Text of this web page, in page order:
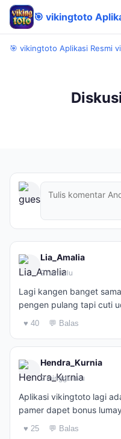
🎯 vikingtoto Aplikasi Resmi
Lia_Amalia
2 hari lalu
Lagi kangen banget
pengen pulang tapi cuti
♥ 40 💬 Balas
Hendra_Kurnia
2 minggu lalu
Aplikasi vikingtoto lagi
pamer dapet bonus
♥ 25 💬 Balas